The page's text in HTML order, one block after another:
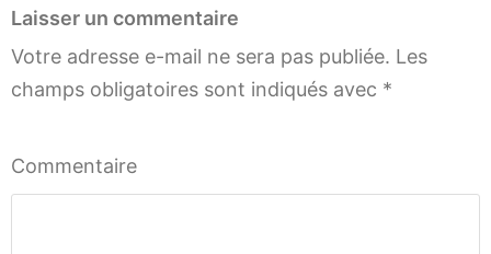
Laisser un commentaire
Votre adresse e-mail ne sera pas publiée. Les
champs obligatoires sont indiqués avec *
Commentaire